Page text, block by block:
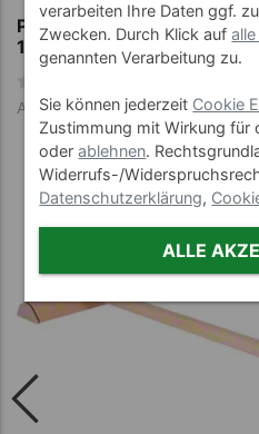
Pedalo Balancetrainer
130x35x8 cm
Art-Nr. 02631
verarbeiten Ihre Daten ggf.
Zwecken. Durch Klick auf
genannten Verarbeitung zu.
Sie können jederzeit Cookie
Zustimmung mit Wirkung für
oderablehnen.
Widerrufs-/
Datenschutzerklärung,
ALLE